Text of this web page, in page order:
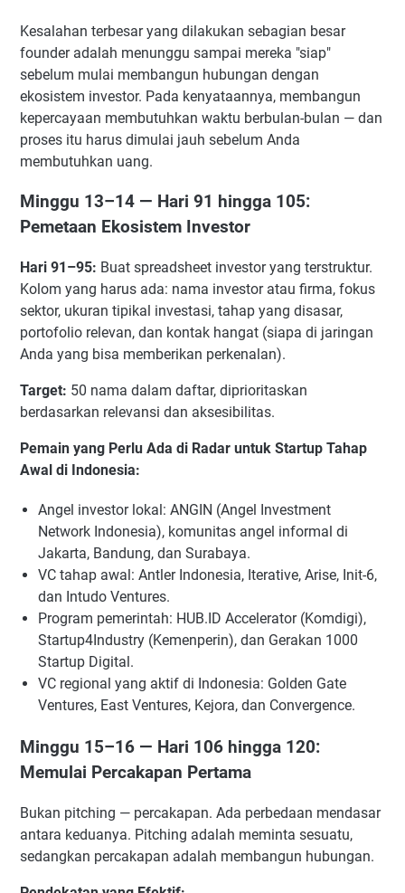
Kesalahan terbesar yang dilakukan sebagian besar
founder adalah menunggu sampai mereka "siap"
sebelum mulai membangun hubungan dengan
ekosistem investor. Pada kenyataannya, membangun
kepercayaan membutuhkan waktu berbulan-bulan — dan
proses itu harus dimulai jauh sebelum Anda
membutuhkan uang.
Minggu 13–14 — Hari 91 hingga 105:
Pemetaan Ekosistem Investor
Hari 91–95: Buat spreadsheet investor yang terstruktur.
Kolom yang harus ada: nama investor atau firma, fokus
sektor, ukuran tipikal investasi, tahap yang disasar,
portofolio relevan, dan kontak hangat (siapa di jaringan
Anda yang bisa memberikan perkenalan).
Target: 50 nama dalam daftar, diprioritaskan
berdasarkan relevansi dan aksesibilitas.
Pemain yang Perlu Ada di Radar untuk Startup Tahap
Awal di Indonesia:
Angel investor lokal: ANGIN (Angel Investment
Network Indonesia), komunitas angel informal di
Jakarta, Bandung, dan Surabaya.
VC tahap awal: Antler Indonesia, Iterative, Arise, Init-6,
dan Intudo Ventures.
Program pemerintah: HUB.ID Accelerator (Komdigi),
Startup4Industry (Kemenperin), dan Gerakan 1000
Startup Digital.
VC regional yang aktif di Indonesia: Golden Gate
Ventures, East Ventures, Kejora, dan Convergence.
Minggu 15–16 — Hari 106 hingga 120:
Memulai Percakapan Pertama
Bukan pitching — percakapan. Ada perbedaan mendasar
antara keduanya. Pitching adalah meminta sesuatu,
sedangkan percakapan adalah membangun hubungan.